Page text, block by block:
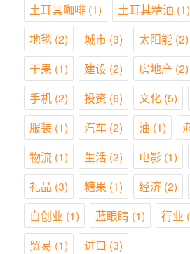
土耳其咖啡 (1) 土耳其精油 (1)
地毯 (2) 城市 (3) 太阳能 (2)
干果 (1) 建设 (2) 房地产 (2)
手机 (2) 投资 (6) 文化 (5)
服装 (1) 汽车 (2) 油 (1)
物流 (1) 生活 (2) 电影 (1)
礼品 (3) 糖果 (1) 经济 (2)
自创业 (1) 蓝眼睛 (1) 行业
贸易 (1) 进口 (3)